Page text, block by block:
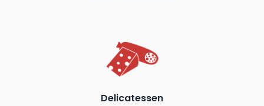
Delicatessen